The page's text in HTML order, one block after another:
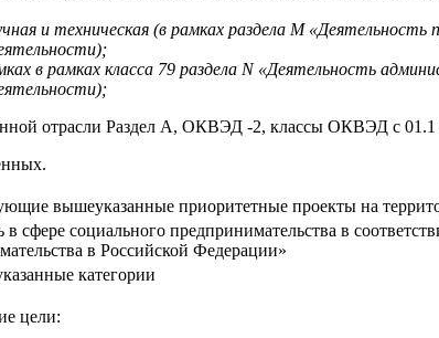
и техническая (в рамках раздела M «Деятельность
в рамках класса 79 раздела N «Деятельность
отрасли Раздел А, ОКВЭД -2, классы ОКВЭД с 01.1
вышеуказанные приоритетные проекты на
сфере социального предпринимательства в
в Российской Федерации»
категории
цели: